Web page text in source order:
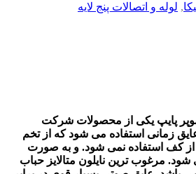
, لوله و اتصالات پنج لایه
سوپر پایپ یکی از محصولات شرکت
زمانی استفاده می شود که از تخم
کف استفاده نمی شود. و به صورت
مرغوب ترین نایلون متالایز حباب